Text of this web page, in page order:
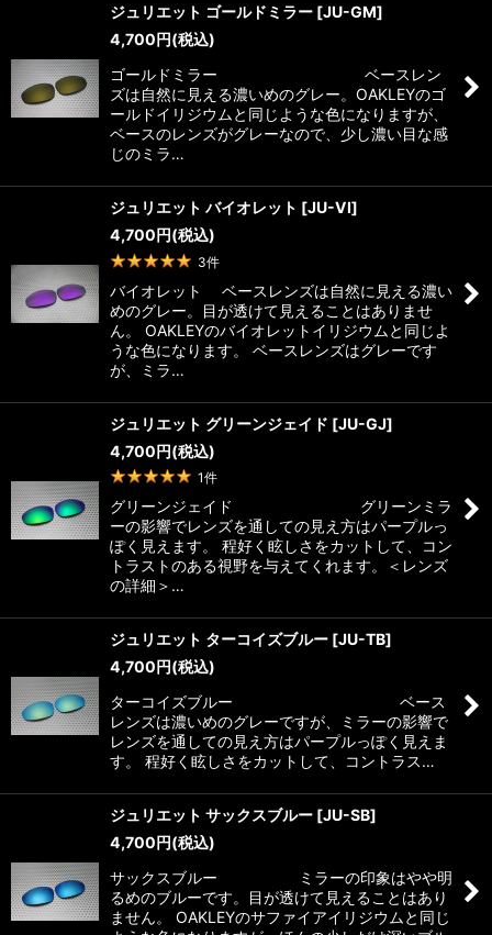
ジュリエット ゴールドミラー [JU-GM]
4,700円(税込)
ゴールドミラー ベースレン
ズは自然に見える濃いめのグレー。OAKLEYのゴ
ールドイリジウムと同じような色になりますが、
ベースのレンズがグレーなので、少し濃い目な感
じのミラ…
ジュリエット バイオレット [JU-VI]
4,700円(税込)
3件
バイオレット ベースレンズは自然に見える濃い
めのグレー。目が透けて見えることはありませ
ん。 OAKLEYのバイオレットイリジウムと同じよ
うな色になります。 ベースレンズはグレーです
が、ミラ…
ジュリエット グリーンジェイド [JU-GJ]
4,700円(税込)
1件
グリーンジェイド グリーンミラ
ーの影響でレンズを通しての見え方はパープルっ
ぽく見えます。 程好く眩しさをカットして、コン
トラストのある視野を与えてくれます。＜レンズ
の詳細＞…
ジュリエット ターコイズブルー [JU-TB]
4,700円(税込)
ターコイズブルー ベース
レンズは濃いめのグレーですが、ミラーの影響で
レンズを通しての見え方はパープルっぽく見えま
す。 程好く眩しさをカットして、コントラス…
ジュリエット サックスブルー [JU-SB]
4,700円(税込)
サックスブルー ミラーの印象はやや明
るめのブルーです。目が透けて見えることはあり
ません。 OAKLEYのサファイアイリジウムと同じ